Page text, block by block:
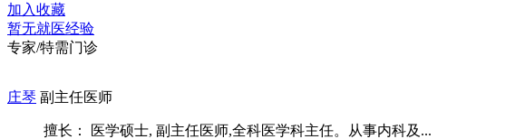
加入收藏
暂无就医经验
专家/特需门诊
庄琴 副主任医师
擅长： 医学硕士, 副主任医师,全科医学科主任。从事内科及...